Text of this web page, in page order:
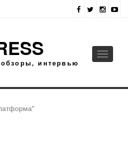
интервью
Toggle